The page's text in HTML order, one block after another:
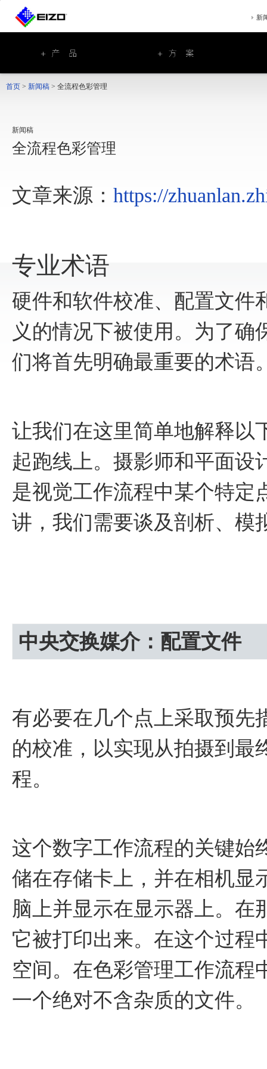
新
首页 > 新闻稿 > 全流程色彩管理
新闻稿
全流程色彩管理
文章来源： https://
专业术语
硬件和软件校准、配置文件
义的情况下被使用。为了
们将首先明确最重要的术语
让我们在这里简单地解释以
起跑线上。摄影师和平面设
是视觉工作流程中某个特定
讲，我们需要谈及剖析、模
中央交换媒介：配置文件
有必要在几个点上采取预先
的校准，以实现从拍摄到最
程。
这个数字工作流程的关键始
储在存储卡上，并在相机显
脑上并显示在显示器上。在
它被打印出来。在这个过程
空间。在色彩管理工作流程
一个绝对不含杂质的文件。